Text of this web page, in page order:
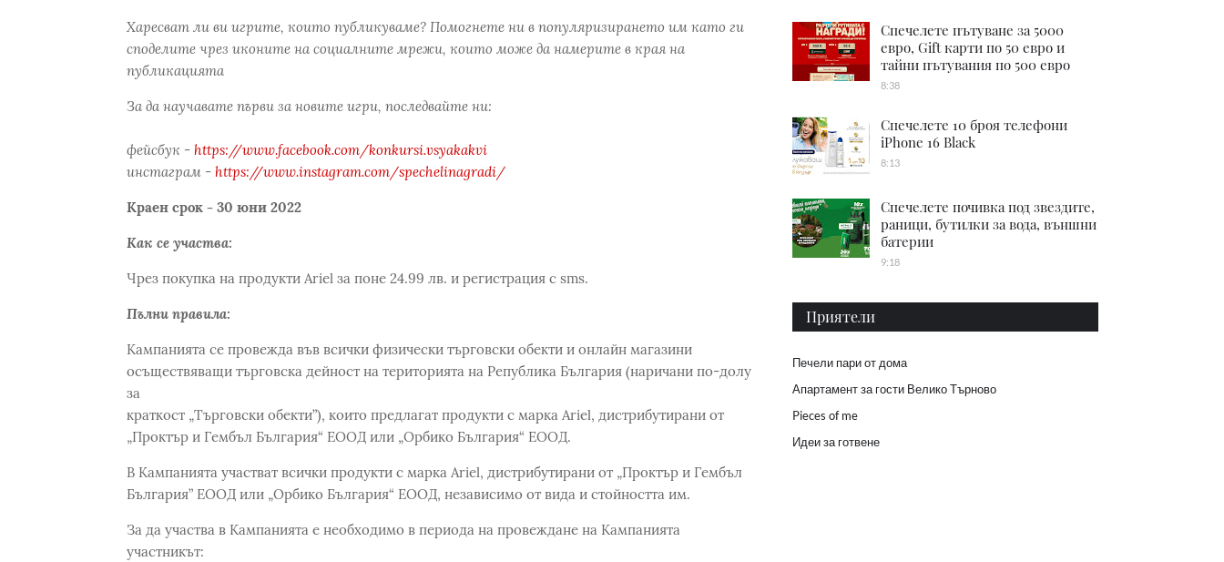
Харесват ли ви игрите, които публикуваме? Помогнете ни в популяризирането им като ги
споделите чрез иконите на социалните мрежи, които може да намерите в края на
публикацията
За да научавате първи за новите игри, последвайте ни:
фейсбук - https://www.facebook.com/konkursi.vsyakakvi
инстаграм - https://www.instagram.com/spechelinagradi/
Краен срок - 30 юни 2022
Как се участва:
Чрез покупка на продукти Ariel за поне 24.99 лв. и регистрация с sms.
Пълни правила:
Кампанията се провежда във всички физически търговски обекти и онлайн магазини
осъществяващи търговска дейност на територията на Република България (наричани по-долу
за
краткост „Търговски обекти”), които предлагат продукти с марка Ariel, дистрибутирани от
„Проктър и Гембъл България“ ЕООД или „Орбико България“ ЕООД.
В Кампанията участват всички продукти с марка Ariel, дистрибутирани от „Проктър и Гембъл
България” ЕООД или „Орбико България“ ЕООД, независимо от вида и стойността им.
За да участва в Кампанията е необходимо в периода на провеждане на Кампанията
участникът:
Спечелете пътуване за 5000
евро, Gift карти по 50 евро и
тайни пътувания по 500 евро
8:38
Спечелете 10 броя телефони
iPhone 16 Black
8:13
Спечелете почивка под звездите,
раници, бутилки за вода, външни
батерии
9:18
Приятели
Печели пари от дома
Апартамент за гости Велико Търново
Pieces of me
Идеи за готвене